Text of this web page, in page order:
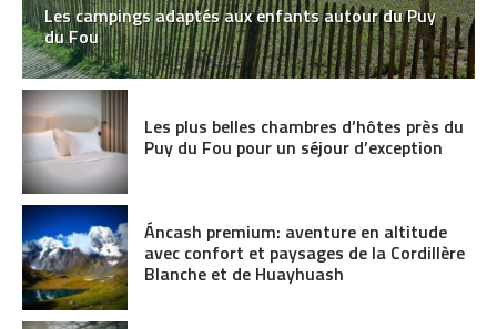
Les campings adaptés aux enfants autour du Puy
du Fou
Les plus belles chambres d’hôtes près du
Puy du Fou pour un séjour d’exception
Áncash premium: aventure en altitude
avec confort et paysages de la Cordillère
Blanche et de Huayhuash